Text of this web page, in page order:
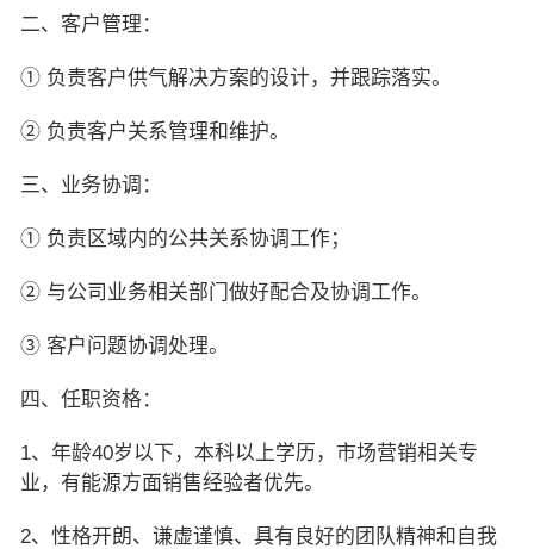
二、客户管理：
① 负责客户供气解决方案的设计，并跟踪落实。
② 负责客户关系管理和维护。
三、业务协调：
① 负责区域内的公共关系协调工作；
② 与公司业务相关部门做好配合及协调工作。
③ 客户问题协调处理。
四、任职资格：
1、年龄40岁以下，本科以上学历，市场营销相关专
业，有能源方面销售经验者优先。
2、性格开朗、谦虚谨慎、具有良好的团队精神和自我